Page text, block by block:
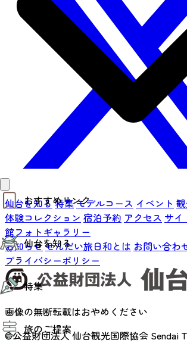
おすすめリンク
仙台夜時間
モデルコース
エリアガイド
お知らせ
お得なチケット
仙台を知る
仙台の魅力
エリアガイド
仙台観光PR動画ライブラリー
仙台から行く東北周遊旅
伝統的工芸品
特集
特集
夜時間トピックス
旅のご提案
仙台を知る 特集モデルコース イベント
体験コレクション 宿泊予約 アクセス サイ
館フォトギャラリー
お知らせ せんだい旅日和とは お問い合わ
プライバシーポリシー
画像の無断転載はおやめください
©公益財団法人 仙台観光国際協会 Sendai